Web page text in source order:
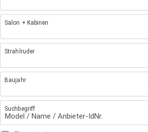
Salon + Kabinen
Strahlruder
Baujahr
Suchbegriff